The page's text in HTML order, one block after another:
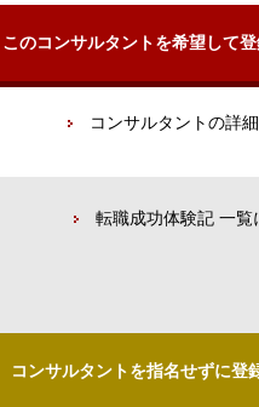
このコンサルタントを希望して登
コンサルタントの詳
転職成功体験記 一覧
コンサルタントを指名せずに登